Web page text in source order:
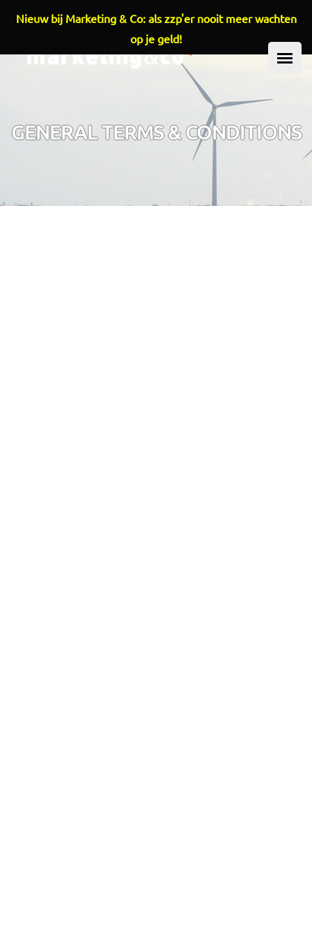
Overslaan en naar de inhoud gaan
GENERAL TERMS & CONDITIONS
Nieuw bij Marketing & Co: als zzp'er nooit meer wachten
op je geld!